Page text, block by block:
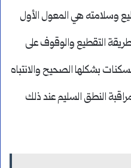
وسلامته هي المعول الأول
التقطيع والوقوف على
بشكلها الصحيح والانتباه
النطق السليم عند ذلك